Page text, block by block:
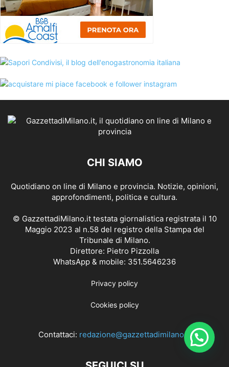
CHI SIAMO
Quotidiano on line di Milano e provincia. Notizie, opinioni,
approfondimenti, politica e cultura.
© GazzettadiMilano.it testata giornalistica registrata il 10
Maggio 2023 al n.58 del registro della Stampa del
Tribunale di Milano.
Direttore: Pietro Pizzolla
WhatsApp & mobile: 351.5646236
Privacy policy
Cookies policy
Contattaci: redazione@gazzettadimilano.it